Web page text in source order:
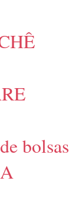
bolsas